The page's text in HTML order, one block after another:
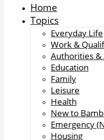
Home
Topics
Everyday Life
Work &
Authorities &
Education
Family
Leisure
Health
New to
Emergency
Housing